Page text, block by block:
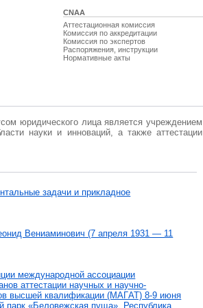
CNAA
Аттестационная комиссия
Комиссия по аккредитации
Комиссия по экспертов
Распоряжения, инструкции
Нормативные акты
юридического лица является учреждением
науки и инноваций, а также аттестации
задачи и прикладное
Вениаминович (7 апреля 1931 — 11
международной ассоциации
аттестации научных и научно-
высшей квалификации (МАГAT) 8-9 июня
парк «Беловежская пуща», Республика